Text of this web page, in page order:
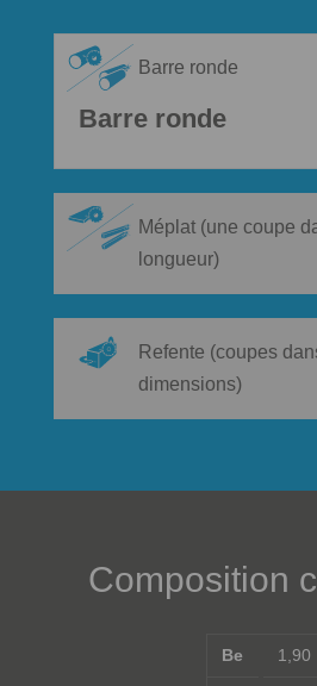
Barre ronde
Barre ronde
Méplat (une coupe
longueur)
Refente (coupes
dimensions)
Composition
Be 1,90